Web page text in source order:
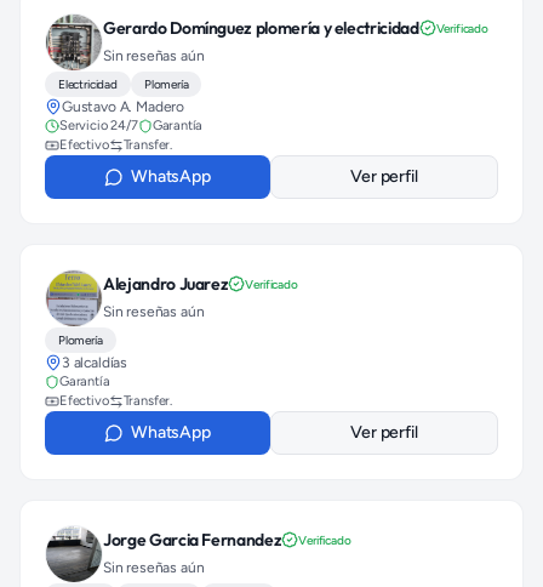
Gerardo Domínguez plomería y electricidad Verificado
Sin reseñas aún
Electricidad Plomería
Gustavo A. Madero
Servicio 24/7
Garantía
Efectivo
Transfer.
WhatsApp Ver perfil
Alejandro Juarez Verificado
Sin reseñas aún
Plomería
3 alcaldías
Garantía
Efectivo
Transfer.
WhatsApp Ver perfil
Jorge Garcia Fernandez Verificado
Sin reseñas aún